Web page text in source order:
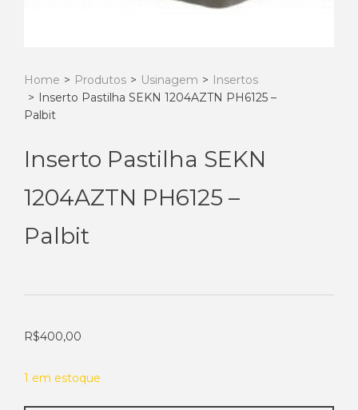
Home > Produtos > Usinagem > Insertos
> Inserto Pastilha SEKN 1204AZTN PH6125 –
Palbit
Inserto Pastilha SEKN
1204AZTN PH6125 –
Palbit
R$400,00
1 em estoque